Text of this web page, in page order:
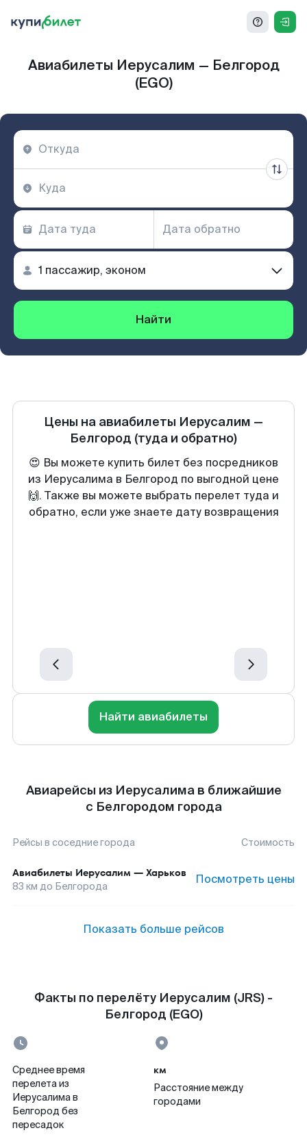
Авиабилеты Иерусалим — Белгород
(EGO)
Найти
Цены на авиабилеты Иерусалим —
Белгород (туда и обратно)
😍 Вы можете купить билет без посредников
из Иерусалима в Белгород по выгодной цене
🙌. Также вы можете выбрать перелет туда и
обратно, если уже знаете дату возвращения
Найти авиабилеты
Авиарейсы из Иерусалима в ближайшие
с Белгородом города
Рейсы в соседние города Стоимость
Авиабилеты Иерусалим — Харьков
83 км до Белгорода Посмотреть цены
Показать больше рейсов
Факты по перелёту Иерусалим (JRS) -
Белгород (EGO)
Среднее время
перелета из
Иерусалима в
Белгород без
пересадок
км
Расстояние между
городами